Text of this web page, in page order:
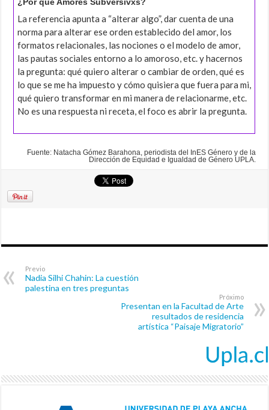
¿Por qué Amores Subversivxs?
La referencia apunta a “alterar algo”, dar cuenta de una
norma para alterar ese orden establecido del amor, los
formatos relacionales, las nociones o el modelo de amor,
las pautas sociales entorno a lo amoroso, etc. y hacernos
la pregunta: qué quiero alterar o cambiar de orden, qué es
lo que se me ha impuesto y cómo quisiera que fuera para mi,
qué quiero transformar en mi manera de relacionarme, etc.
No es una respuesta ni receta, el foco es abrir la pregunta.
Fuente: Natacha Gómez Barahona, periodista del InES Género y de la
Dirección de Equidad e Igualdad de Género UPLA.
Previo
Nadia Silhi Chahin: La cuestión
palestina en tres preguntas
Próximo
Presentan en la Facultad de Arte
resultados de residencia
artística “Paisaje Migratorio”